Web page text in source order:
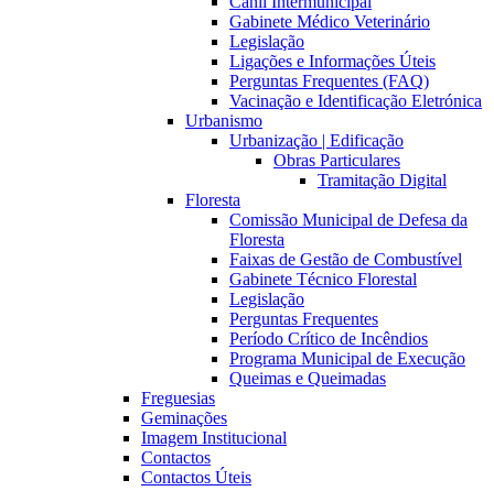
Gabinete Médico Veterinário
Legislação
Ligações e Informações Úteis
Perguntas Frequentes (FAQ)
Vacinação e Identificação Eletrónica
Urbanismo
Urbanização | Edificação
Obras Particulares
Tramitação Digital
Floresta
Comissão Municipal de Defesa da
Floresta
Faixas de Gestão de Combustível
Gabinete Técnico Florestal
Legislação
Perguntas Frequentes
Período Crítico de Incêndios
Programa Municipal de Execução
Queimas e Queimadas
Freguesias
Geminações
Imagem Institucional
Contactos
Contactos Úteis